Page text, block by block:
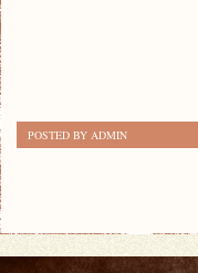
POSTED BY ADMIN